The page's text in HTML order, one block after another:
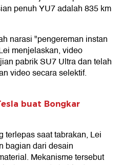
penuh YU7 adalah 835 km
narasi "pengereman instan
menjelaskan, video
pabrik SU7 Ultra dan telah
video secara selektif.
buat Bongkar
terlepas saat tabrakan, Lei
bagian dari desain
Mekanisme tersebut